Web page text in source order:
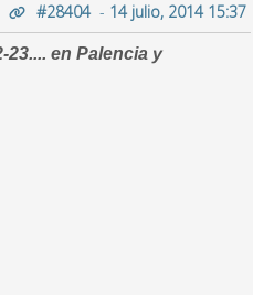
#28404- 14 julio, 2014 15:37
en Palencia y